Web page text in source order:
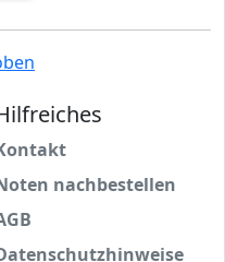
nachbestellen